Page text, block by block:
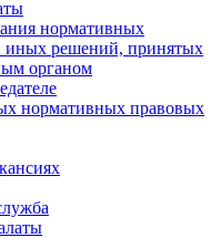
нормативных
иных решений, принятых
органом
нормативных правовых